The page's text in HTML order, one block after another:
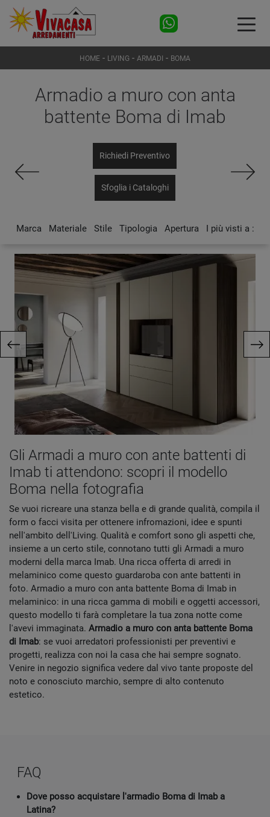
HOME - LIVING - ARMADI - BOMA
Armadio a muro con anta
battente Boma di Imab
Richiedi Preventivo
Sfoglia i Cataloghi
Marca Materiale Stile Tipologia Apertura I più visti a :
Gli Armadi a muro con ante battenti di
Imab ti attendono: scopri il modello
Boma nella fotografia
Se vuoi ricreare una stanza bella e di grande qualità, compila il
form o facci visita per ottenere infromazioni, idee e spunti
nell'ambito dell'Living. Qualità e comfort sono gli aspetti che,
insieme a un certo stile, connotano tutti gli Armadi a muro
moderni della marca Imab. Una ricca offerta di arredi in
melaminico come questo guardaroba con ante battenti in
foto. Armadio a muro con anta battente Boma di Imab in
melaminico: in una ricca gamma di mobili e oggetti accessori,
questo modello ti farà completare la tua zona notte come
l'avevi immaginata. Armadio a muro con anta battente Boma
di Imab: se vuoi arredatori professionisti per preventivi e
progetti, realizza con noi la casa che hai sempre sognato.
Venire in negozio significa vedere dal vivo tante proposte del
noto e conosciuto marchio, sempre di alto contenuto
estetico.
FAQ
Dove posso acquistare l'armadio Boma di Imab a
Latina?